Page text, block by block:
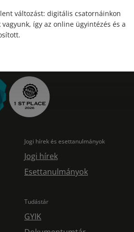
Jogi hírek és esettanulmányok
Jogi hírek
Esettanulmányok
Tudástár
GYIK
változást: digitális csatornáinkon
így az online ügyintézés és a